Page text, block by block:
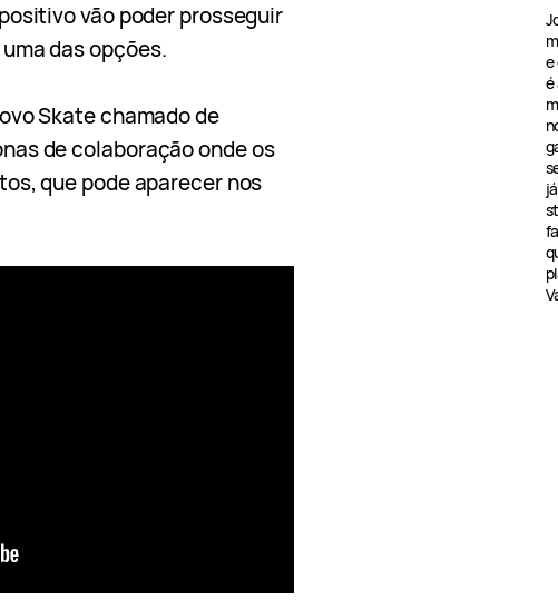
vão poder prosseguir
das opções.
Skate chamado de
de colaboração onde os
que pode aparecer nos
e
é